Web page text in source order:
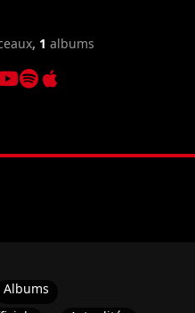
, 1 albums
Albums